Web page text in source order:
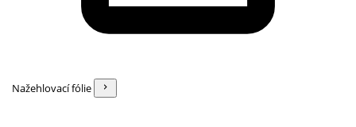
Nažehlovací fólie